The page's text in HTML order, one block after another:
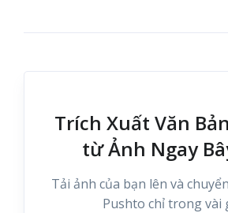
Trích Xuất Văn
từ Ảnh Ngay
Tải ảnh của bạn lên và
Pushto chỉ trong vài